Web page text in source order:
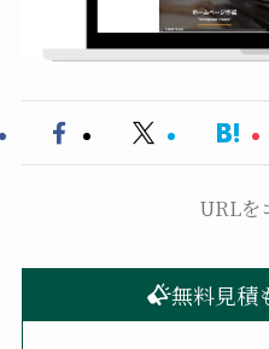
URLを
無料見積